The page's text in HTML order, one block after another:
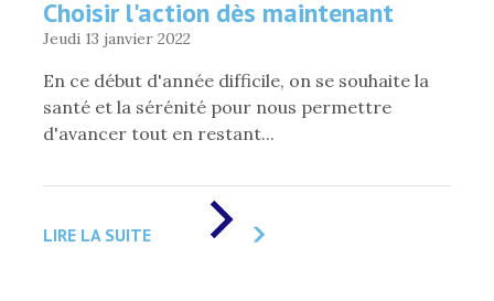
Choisir l'action dès maintenant
Jeudi 13 janvier 2022
En ce début d'année difficile, on se souhaite la
santé et la sérénité pour nous permettre
d'avancer tout en restant...
LIRE LA SUITECHOISIR